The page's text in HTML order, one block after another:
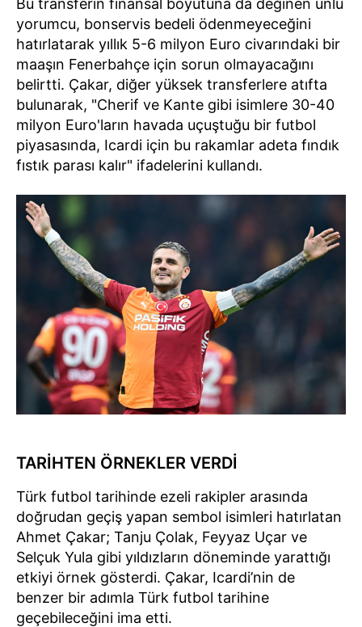
Bu transferin finansal boyutuna da değinen ünlü
yorumcu, bonservis bedeli ödenmeyeceğini
hatırlatarak yıllık 5-6 milyon Euro civarındaki bir
maaşın Fenerbahçe için sorun olmayacağını
belirtti. Çakar, diğer yüksek transferlere atıfta
bulunarak, "Cherif ve Kante gibi isimlere 30-40
milyon Euro'ların havada uçuştuğu bir futbol
piyasasında, Icardi için bu rakamlar adeta fındık
fıstık parası kalır" ifadelerini kullandı.
TARİHTEN ÖRNEKLER VERDİ
Türk futbol tarihinde ezeli rakipler arasında
doğrudan geçiş yapan sembol isimleri hatırlatan
Ahmet Çakar; Tanju Çolak, Feyyaz Uçar ve
Selçuk Yula gibi yıldızların döneminde yarattığı
etkiyi örnek gösterdi. Çakar, Icardi’nin de
benzer bir adımla Türk futbol tarihine
geçebileceğini ima etti.